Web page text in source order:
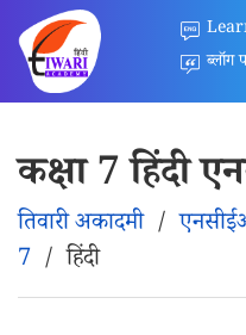
ब्लॉग
कक्षा 7 हिंदी
तिवारी अकादमी/
7 /हिंदी